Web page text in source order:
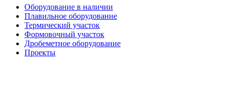
Оборудование в наличии
Плавильное оборудование
Термический участок
Формовочный участок
Дробеметное оборудование
Проекты